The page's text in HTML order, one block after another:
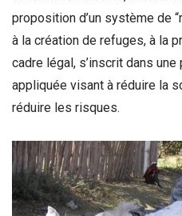
proposition d’un système de
à la création de refuges, à la
cadre légal, s’inscrit dans une
appliquée visant à réduire la
réduire les risques.